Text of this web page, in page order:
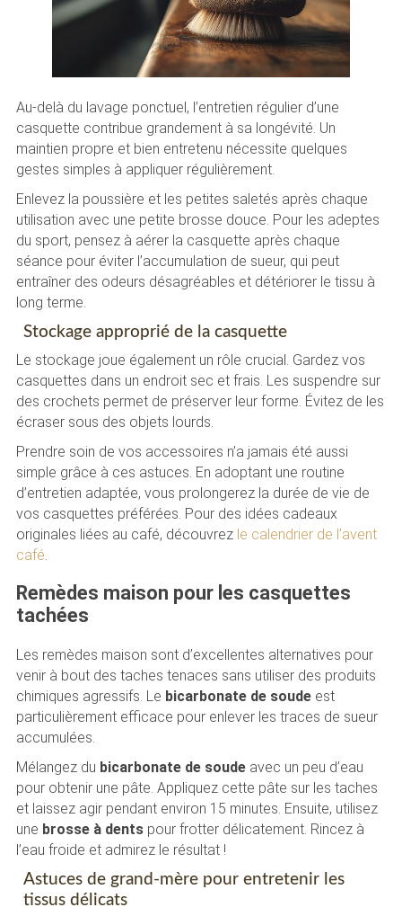
Au-delà du lavage ponctuel, l’entretien régulier d’une
casquette contribue grandement à sa longévité. Un
maintien propre et bien entretenu nécessite quelques
gestes simples à appliquer régulièrement.
Enlevez la poussière et les petites saletés après chaque
utilisation avec une petite brosse douce. Pour les adeptes
du sport, pensez à aérer la casquette après chaque
séance pour éviter l’accumulation de sueur, qui peut
entraîner des odeurs désagréables et détériorer le tissu à
long terme.
Stockage approprié de la casquette
Le stockage joue également un rôle crucial. Gardez vos
casquettes dans un endroit sec et frais. Les suspendre sur
des crochets permet de préserver leur forme. Évitez de les
écraser sous des objets lourds.
Prendre soin de vos accessoires n’a jamais été aussi
simple grâce à ces astuces. En adoptant une routine
d’entretien adaptée, vous prolongerez la durée de vie de
vos casquettes préférées. Pour des idées cadeaux
originales liées au café, découvrez le calendrier de l’avent
café.
Remèdes maison pour les casquettes
tachées
Les remèdes maison sont d’excellentes alternatives pour
venir à bout des taches tenaces sans utiliser des produits
chimiques agressifs. Le bicarbonate de soudeest
particulièrement efficace pour enlever les traces de sueur
accumulées.
Mélangez du bicarbonate de soudeavec un peu d’eau
pour obtenir une pâte. Appliquez cette pâte sur les taches
et laissez agir pendant environ 15 minutes. Ensuite, utilisez
une brosse à dentspour frotter délicatement. Rincez à
l’eau froide et admirez le résultat !
Astuces de grand-mère pour entretenir les
tissus délicats